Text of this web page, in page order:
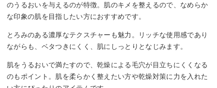
のうるおいを与えるのが特徴。肌のキメを整えるので、なめらか
な印象の肌を目指したい方におすすめです。
とろみのある濃厚なテクスチャーも魅力。リッチな使用感であり
ながらも、ベタつきにくく、肌にしっとりとなじみます。
肌をうるおいで満たすので、乾燥による毛穴が目立ちにくくなる
のもポイント。肌を柔らかく整えたい方や乾燥対策に力を入れた